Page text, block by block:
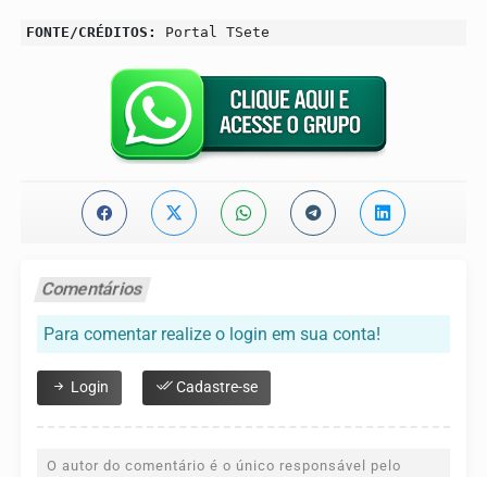
FONTE/CRÉDITOS: Portal TSete
Comentários
Para comentar realize o login em sua conta!
Login Cadastre-se
O autor do comentário é o único responsável pelo